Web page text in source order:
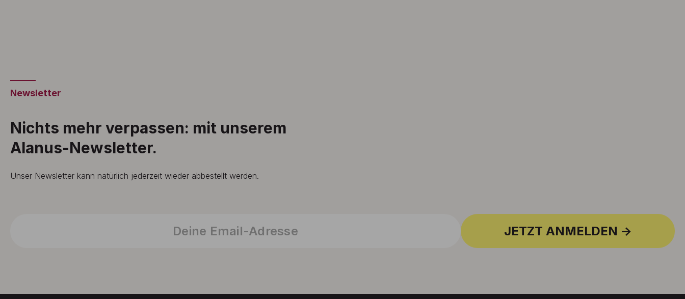
Newsletter
Nichts mehr verpassen: mit unserem
Alanus-Newsletter.
Unser Newsletter kann natürlich jederzeit wieder abbestellt werden.
JETZT ANMELDEN